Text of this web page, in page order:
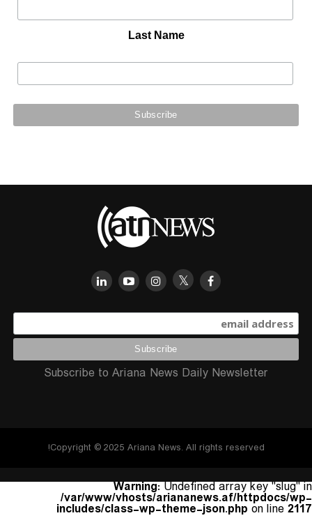
Last Name
Subscribe to Ariana News Daily Newsletter
Copyright © 2025 Ariana News. All rights reserved!
Warning: Undefined array key "slug" in
/var/www/vhosts/ariananews.af/httpdocs/wp-
includes/class-wp-theme-json.php on line2117